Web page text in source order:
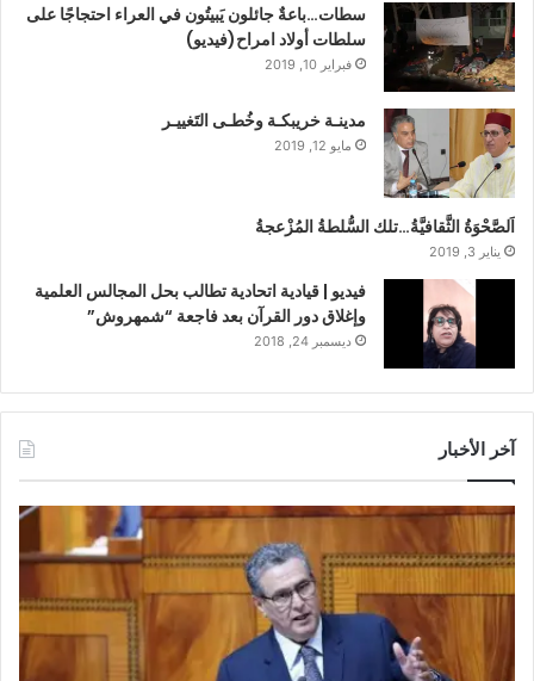
سطات…باعةٌ جائلون يَبيتُون في العراء احتجاجًا على
سلطات أولاد امراح(فيديو)
فبراير 10, 2019
مدينـة خريبكـة وخُطـى التَغييـر
مايو 12, 2019
اَلصَّحْوَةُ الثَّقافيَّةُ…تلك السُّلطةُ المُزْعجةُ
يناير 3, 2019
فيديو | قيادية اتحادية تطالب بحل المجالس العلمية
وإغلاق دور القرآن بعد فاجعة “شمهروش”
ديسمبر 24, 2018
آخر الأخبار